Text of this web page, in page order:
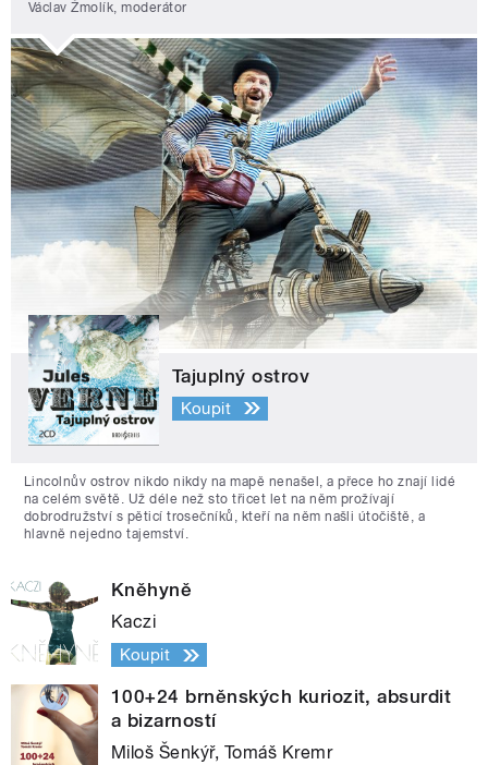
Václav Žmolík, moderátor
Tajuplný ostrov
Koupit
Lincolnův ostrov nikdo nikdy na mapě nenašel, a přece ho znají lidé
na celém světě. Už déle než sto třicet let na něm prožívají
dobrodružství s pěticí trosečníků, kteří na něm našli útočiště, a
hlavně nejedno tajemství.
Kněhyně
Kaczi
Koupit
100+24 brněnských kuriozit, absurdit
a bizarností
Miloš Šenkýř, Tomáš Kremr